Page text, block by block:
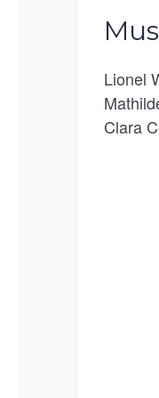
Lionel
Clara